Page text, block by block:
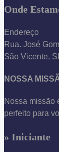
Onde
Endereço
Rua. José
São Vicente,
NOSSA
Nossa missão
perfeito para
» Iniciante